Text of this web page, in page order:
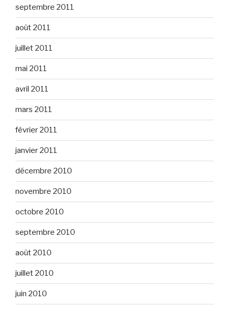
septembre 2011
août 2011
juillet 2011
mai 2011
avril 2011
mars 2011
février 2011
janvier 2011
décembre 2010
novembre 2010
octobre 2010
septembre 2010
août 2010
juillet 2010
juin 2010